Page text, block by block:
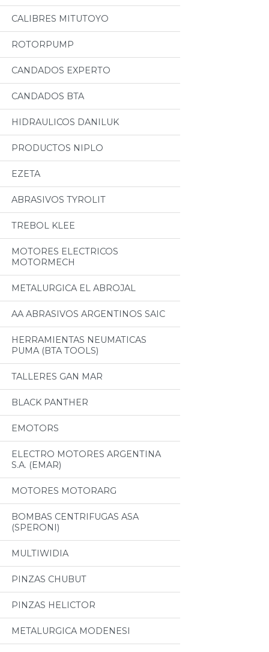
CALIBRES MITUTOYO
ROTORPUMP
CANDADOS EXPERTO
CANDADOS BTA
HIDRAULICOS DANILUK
PRODUCTOS NIPLO
EZETA
ABRASIVOS TYROLIT
TREBOL KLEE
MOTORES ELECTRICOS
MOTORMECH
METALURGICA EL ABROJAL
AA ABRASIVOS ARGENTINOS SAIC
HERRAMIENTAS NEUMATICAS
PUMA (BTA TOOLS)
TALLERES GAN MAR
BLACK PANTHER
EMOTORS
ELECTRO MOTORES ARGENTINA
S.A. (EMAR)
MOTORES MOTORARG
BOMBAS CENTRIFUGAS ASA
(SPERONI)
MULTIWIDIA
PINZAS CHUBUT
PINZAS HELICTOR
METALURGICA MODENESI